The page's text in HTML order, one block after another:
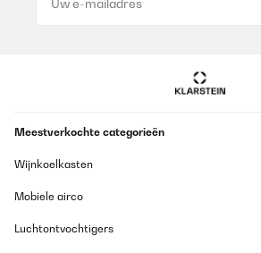
Meestverkochte categorieën
Wijnkoelkasten
Mobiele airco
Luchtontvochtigers